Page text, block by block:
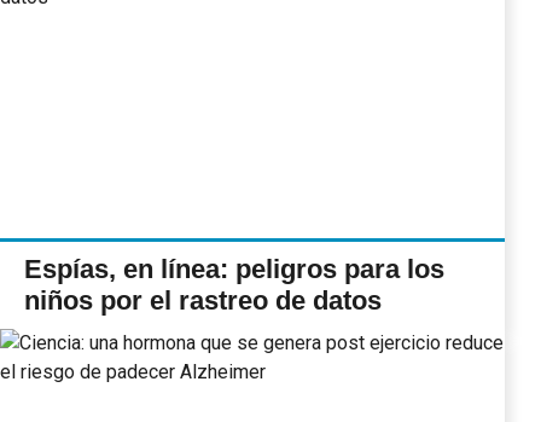
Espías, en línea: peligros para los
niños por el rastreo de datos